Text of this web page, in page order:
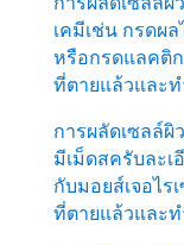
เคมีเช่น กรดผ
หรือกรดแลคติก
ที่ตายแล้วและท
การผลัดเซลล์
มีเม็ดสครับละเ
กับมอยส์เจอไร
ที่ตายแล้วและ